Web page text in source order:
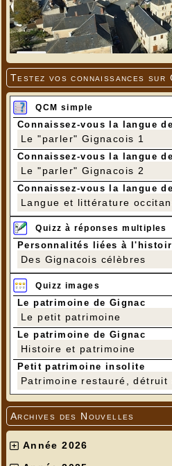
Testez vos connaissances sur
QCM simple
Connaissez-vous la langue
Le "parler" Gignacois 1
Connaissez-vous la langue
Le "parler" Gignacois 2
Connaissez-vous la langue
Langue et littérature
Quizz à réponses multiples
Personnalités liées à
Des Gignacois célèbres
Quizz images
Le patrimoine de Gignac
Le petit patrimoine
Le patrimoine de Gignac
Histoire et patrimoine
Petit patrimoine insolite
Patrimoine restauré, détruit
Archives des Nouvelles
Année 2026